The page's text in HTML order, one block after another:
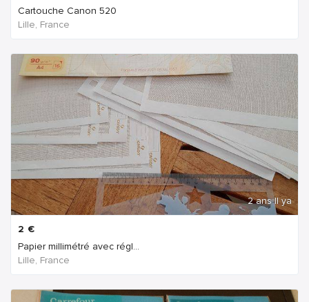
Cartouche Canon 520
Lille, France
2 ans Il ya
2 €
Papier millimétré avec régl...
Lille, France